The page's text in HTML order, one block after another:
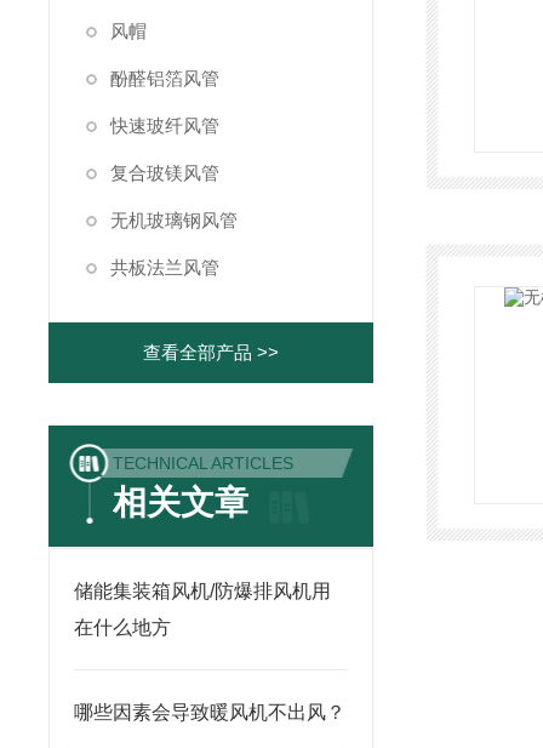
风帽
酚醛铝箔风管
快速玻纤风管
复合玻镁风管
无机玻璃钢风管
共板法兰风管
查看全部产品 >>
TECHNICAL ARTICLES
相关文章
储能集装箱风机/防爆排风机用
在什么地方
哪些因素会导致暖风机不出风？